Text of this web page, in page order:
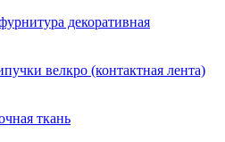
декоративная
велкро (контактная лента)
ткань